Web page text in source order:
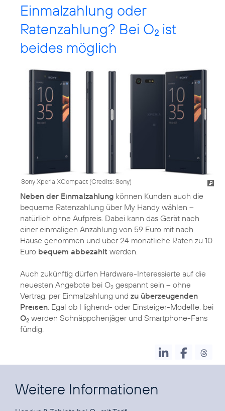
Einmalzahlung oder
Ratenzahlung? Bei O2 ist
beides möglich
Sony Xperia XCompact (Credits: Sony)
Neben der Einmalzahlung können Kunden auch die
bequeme Ratenzahlung über My Handy wählen –
natürlich ohne Aufpreis. Dabei kann das Gerät nach
einer einmaligen Anzahlung von 59 Euro mit nach
Hause genommen und über 24 monatliche Raten zu 10
Euro bequem abbezahlt werden.
Auch zukünftig dürfen Hardware-Interessierte auf die
neuesten Angebote bei O2 gespannt sein – ohne
Vertrag, per Einmalzahlung und zu überzeugenden
Preisen. Egal ob Highend- oder Einsteiger-Modelle, bei
O2 werden Schnäppchenjäger und Smartphone-Fans
fündig.
Weitere Informationen